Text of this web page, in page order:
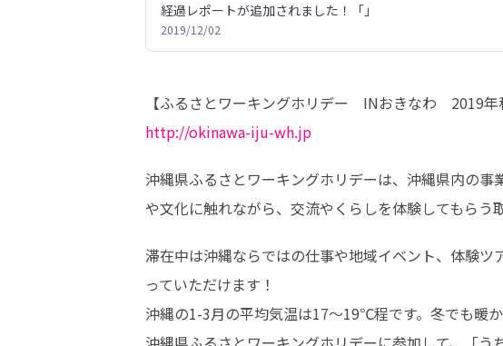
経過レポートが追加されました！「」
2019/12/02
http://okinawa-iju-wh.jp
沖縄県ふるさとワーキングホリデーは、沖縄県内の
や文化に触れながら、交流やくらしを体験してもらう
滞在中は沖縄ならではの仕事や地域イベント、体験
っていただけます！
沖縄の1-3月の平均気温は17～19℃程です。冬でも暖